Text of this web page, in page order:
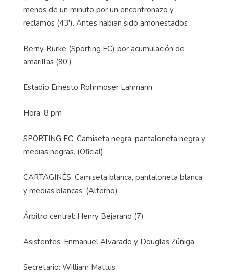
menos de un minuto por un encontronazo y
reclamos (43'). Antes habian sido amonestados
Berny Burke (Sporting FC) por acumulación de
amarillas (90')
Estadio Ernesto Rohrmoser Lahmann.
Hora: 8 pm
SPORTING FC: Camiseta negra, pantaloneta negra y
medias negras. (Oficial)
CARTAGINÉS: Camiseta blanca, pantaloneta blanca
y medias blancas. (Alterno)
Árbitro central: Henry Bejarano (7)
Asistentes: Enmanuel Alvarado y Douglas Zúñiga
Secretario: William Mattus